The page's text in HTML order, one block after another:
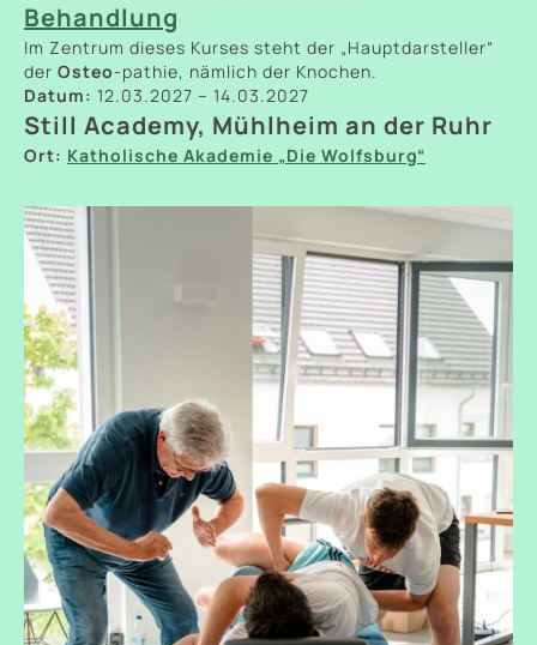
Behandlung
Im Zentrum dieses Kurses steht der „Hauptdarsteller“
der Osteo-pathie, nämlich der Knochen.
Datum: 12.03.2027 – 14.03.2027
Still Academy, Mühlheim an der Ruhr
Ort: Katholische Akademie „Die Wolfsburg“